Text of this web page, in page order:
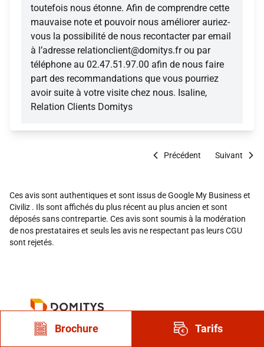
toutefois nous étonne. Afin de comprendre cette
mauvaise note et pouvoir nous améliorer auriez-
vous la possibilité de nous recontacter par email
à l’adresse relationclient@domitys.fr ou par
téléphone au 02.47.51.97.00 afin de nous faire
part des recommandations que vous pourriez
avoir suite à votre visite chez nous. Isaline,
Relation Clients Domitys
Précédent Suivant
Ces avis sont authentiques et sont issus de Google My Business et
Civiliz . Ils sont affichés du plus récent au plus ancien et sont
déposés sans contrepartie. Ces avis sont soumis à la modération
de nos prestataires et seuls les avis ne respectant pas leurs CGU
sont rejetés.
Brochure Tarifs